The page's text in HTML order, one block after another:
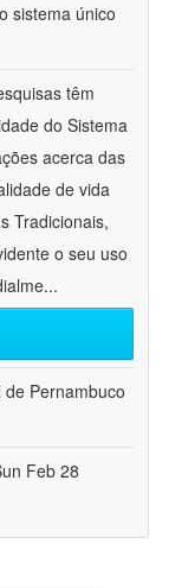
sistema único
têm
do Sistema
acerca das
de vida
Tradicionais,
o seu uso
...
Pernambuco
Feb 28